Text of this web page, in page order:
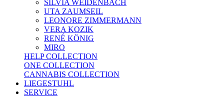
SILVIA WEIDENBACH
UTA ZAUMSEIL
LEONORE ZIMMERMANN
VERA KOZIK
RENÉ KÖNIG
MIRO
HELP COLLECTION
ONE COLLECTION
CANNABIS COLLECTION
LIEGESTUHL
SERVICE